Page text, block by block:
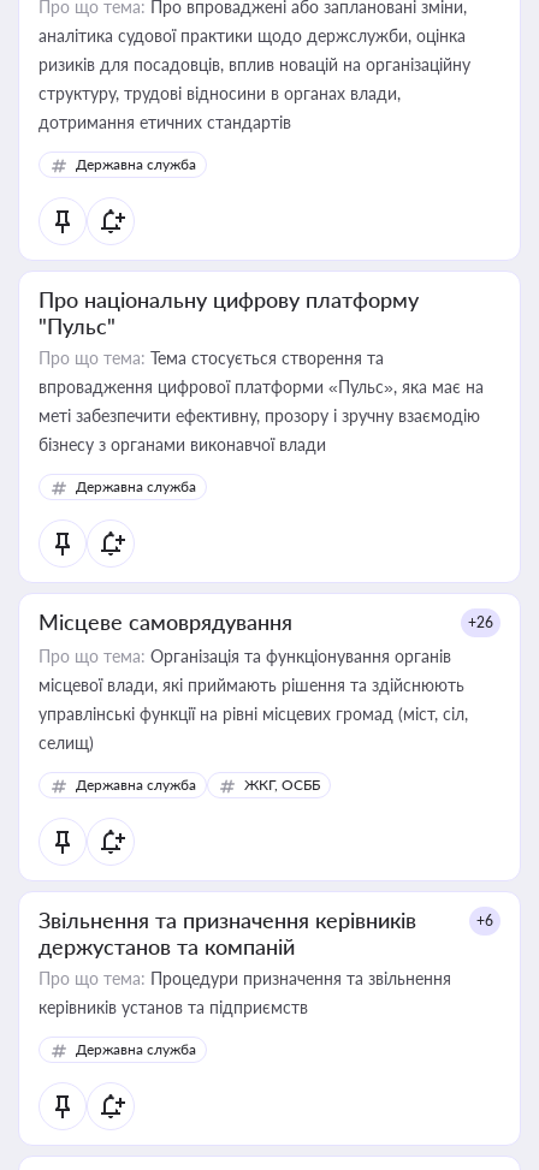
Про що тема: Про впроваджені або заплановані зміни,
аналітика судової практики щодо держслужби, оцінка
ризиків для посадовців, вплив новацій на організаційну
структуру, трудові відносини в органах влади,
дотримання етичних стандартів
Державна служба
Про національну цифрову платформу
"Пульс"
Про що тема: Тема стосується створення та
впровадження цифрової платформи «Пульс», яка має на
меті забезпечити ефективну, прозору і зручну взаємодію
бізнесу з органами виконавчої влади
Державна служба
Місцеве самоврядування +26
Про що тема: Організація та функціонування органів
місцевої влади, які приймають рішення та здійснюють
управлінські функції на рівні місцевих громад (міст, сіл,
селищ)
Державна служба ЖКГ, ОСББ
Звільнення та призначення керівників
держустанов та компаній
+6
Про що тема: Процедури призначення та звільнення
керівників установ та підприємств
Державна служба